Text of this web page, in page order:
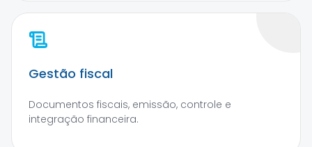
Gestão fiscal
Documentos fiscais, emissão, controle e
integração financeira.